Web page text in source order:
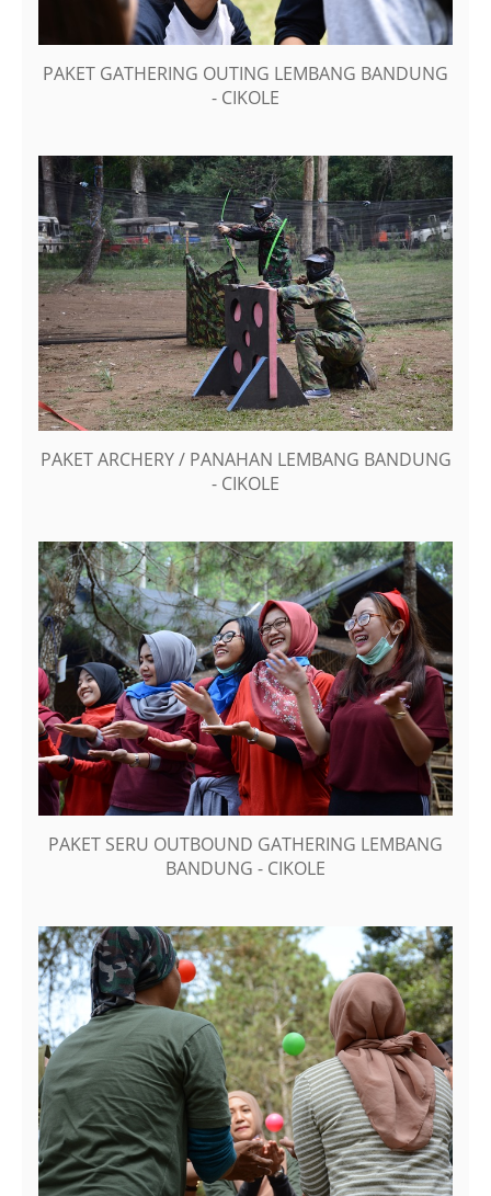
PAKET GATHERING OUTING LEMBANG BANDUNG
- CIKOLE
PAKET ARCHERY / PANAHAN LEMBANG BANDUNG
- CIKOLE
PAKET SERU OUTBOUND GATHERING LEMBANG
BANDUNG - CIKOLE